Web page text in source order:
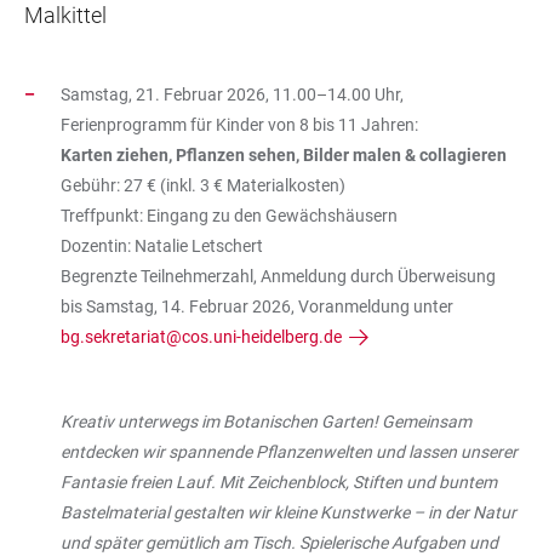
Malkittel
Samstag, 21. Februar 2026, 11.00–14.00 Uhr,
Ferienprogramm für Kinder von 8 bis 11 Jahren:
Karten ziehen, Pflanzen sehen, Bilder malen & collagieren
Gebühr: 27 € (inkl. 3 € Materialkosten)
Treffpunkt: Eingang zu den Gewächshäusern
Dozentin: Natalie Letschert
Begrenzte Teilnehmerzahl, Anmeldung durch Überweisung
bis Samstag, 14. Februar 2026, Voranmeldung unter
bg.sekretariat@cos.uni-heidelberg.de
Kreativ unterwegs im Botanischen Garten! Gemeinsam
entdecken wir spannende Pflanzenwelten und lassen unserer
Fantasie freien Lauf. Mit Zeichenblock, Stiften und buntem
Bastelmaterial gestalten wir kleine Kunstwerke – in der Natur
und später gemütlich am Tisch. Spielerische Aufgaben und